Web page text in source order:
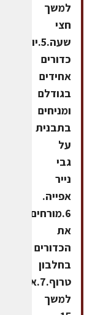
למשך
חצי
שעה.5.יוצרים
כדורים
אחידים
בגודלם
ומניחים
בתבנית
על
גבי
נייר
אפייה.
6.מורחים
את
הכדורים
בחלבון
טרוף.7.אופים
למשך